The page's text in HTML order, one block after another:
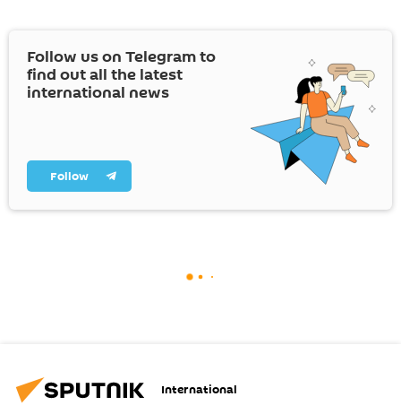
Follow us on Telegram to
find out all the latest
international news
Follow
International